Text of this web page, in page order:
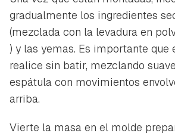
gradualmente los ingredientes
(mezclada con la levadura en
) y las yemas. Es importante que
realice sin batir, mezclando
espátula con movimientos
arriba.
Vierte la masa en el molde